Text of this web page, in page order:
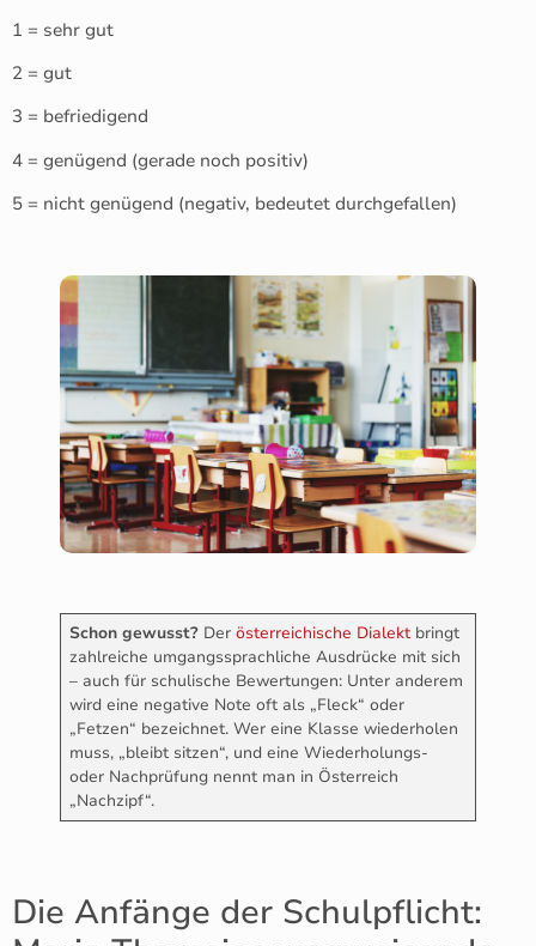
1 = sehr gut
2 = gut
3 = befriedigend
4 = genügend (gerade noch positiv)
5 = nicht genügend (negativ, bedeutet durchgefallen)
Schon gewusst?Der österreichische Dialektbringt
zahlreiche umgangssprachliche Ausdrücke mit sich
– auch für schulische Bewertungen: Unter anderem
wird eine negative Note oft als „Fleck“ oder
„Fetzen“ bezeichnet. Wer eine Klasse wiederholen
muss, „bleibt sitzen“, und eine Wiederholungs-
oder Nachprüfung nennt man in Österreich
„Nachzipf“.
Die Anfänge der Schulpflicht: